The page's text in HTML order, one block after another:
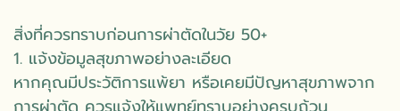
สิ่งที่ควรทราบก่อนการผ่าตัดในวัย 50+
1. แจ้งข้อมูลสุขภาพอย่างละเอียด
หากคุณมีประวัติการแพ้ยา หรือเคยมีปัญหาสุขภาพจาก